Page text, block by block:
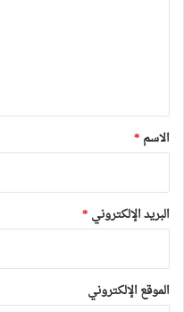
*
الاسم *
البريد الإلكتروني *
الموقع الإلكتروني